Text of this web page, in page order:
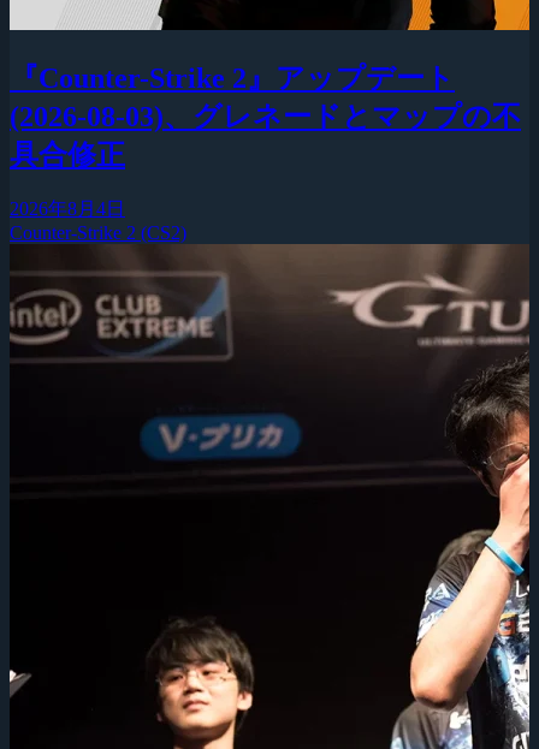
『Counter-Strike 2』アップデート
(2026-08-03)、グレネードとマップの不
具合修正
2026年8月4日
Counter-Strike 2 (CS2)